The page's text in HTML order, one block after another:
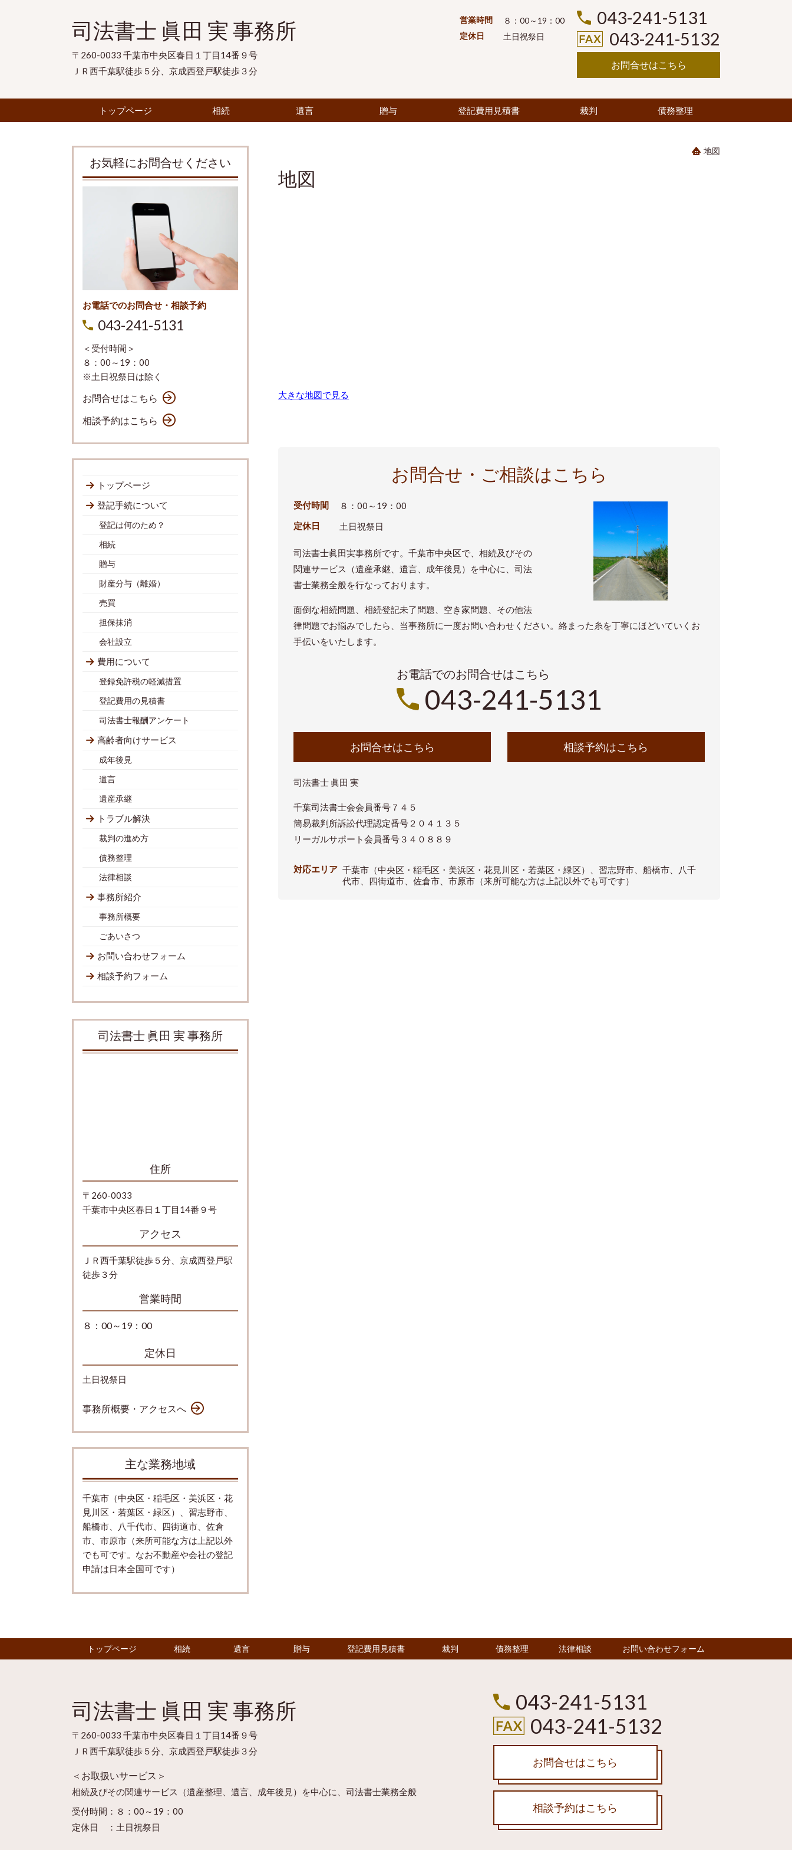
司法書士 眞田 実 事務所
〒260-0033 千葉市中央区春日１丁目14番９号
ＪＲ西千葉駅徒歩５分、京成西登戸駅徒歩３分
営業時間
８：00～19：00
定休日
土日祝祭日
043-241-5131
043-241-5132
お問合せはこちら
トップページ 相続 遺言 贈与 登記費用見積書 裁判 債務整理
地図
地図
大きな地図で見る
お問合せ・ご相談はこちら
受付時間
８：00～19：00
定休日
土日祝祭日
司法書士眞田実事務所です。千葉市中央区で、相続及びその
関連サービス（遺産承継、遺言、成年後見）を中心に、司法
書士業務全般を行なっております。
面倒な相続問題、相続登記未了問題、空き家問題、その他法
律問題でお悩みでしたら、当事務所に一度お問い合わせください。絡まった糸を丁寧にほどいていくお
手伝いをいたします。
お電話でのお問合せはこちら
043-241-5131
お問合せはこちら 相談予約はこちら
司法書士 眞田 実
千葉司法書士会会員番号７４５
簡易裁判所訴訟代理認定番号２０４１３５
リーガルサポート会員番号３４０８８９
対応エリア 千葉市（中央区・稲毛区・美浜区・花見川区・若葉区・緑区）、習志野市、船橋市、八千
代市、四街道市、佐倉市、市原市（来所可能な方は上記以外でも可です）
お気軽にお問合せください
お電話でのお問合せ・相談予約
043-241-5131
＜受付時間＞
８：00～19：00
※土日祝祭日は除く
お問合せはこちら
相談予約はこちら
トップページ
登記手続について
登記は何のため？
相続
贈与
財産分与（離婚）
売買
担保抹消
会社設立
費用について
登録免許税の軽減措置
登記費用の見積書
司法書士報酬アンケート
高齢者向けサービス
成年後見
遺言
遺産承継
トラブル解決
裁判の進め方
債務整理
法律相談
事務所紹介
事務所概要
ごあいさつ
お問い合わせフォーム
相談予約フォーム
司法書士 眞田 実 事務所
住所
〒260-0033
千葉市中央区春日１丁目14番９号
アクセス
ＪＲ西千葉駅徒歩５分、京成西登戸駅
徒歩３分
営業時間
８：00～19：00
定休日
土日祝祭日
事務所概要・アクセスへ
主な業務地域
千葉市（中央区・稲毛区・美浜区・花
見川区・若葉区・緑区）、習志野市、
船橋市、八千代市、四街道市、佐倉
市、市原市（来所可能な方は上記以外
でも可です。なお不動産や会社の登記
申請は日本全国可です）
トップページ 相続 遺言 贈与 登記費用見積書 裁判 債務整理 法律相談 お問い合わせフォーム
司法書士 眞田 実 事務所
〒260-0033 千葉市中央区春日１丁目14番９号
ＪＲ西千葉駅徒歩５分、京成西登戸駅徒歩３分
＜お取扱いサービス＞
相続及びその関連サービス（遺産整理、遺言、成年後見）を中心に、司法書士業務全般
受付時間：８：00～19：00
定休日 ：土日祝祭日
043-241-5131
043-241-5132
お問合せはこちら
相談予約はこちら